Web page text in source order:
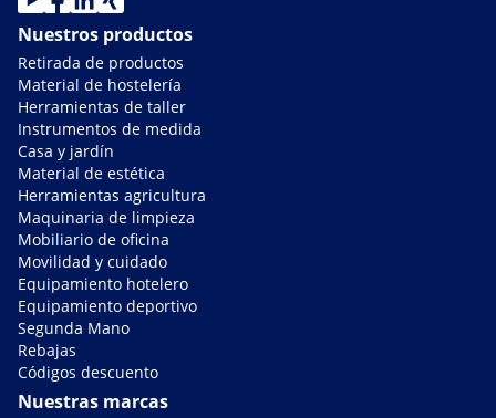
Nuestros productos
Retirada de productos
Material de hostelería
Herramientas de taller
Instrumentos de medida
Casa y jardín
Material de estética
Herramientas agricultura
Maquinaria de limpieza
Mobiliario de oficina
Movilidad y cuidado
Equipamiento hotelero
Equipamiento deportivo
Segunda Mano
Rebajas
Códigos descuento
Nuestras marcas